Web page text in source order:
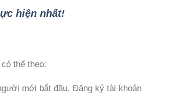
hiện nhất!
thể theo:
mới bắt đầu. Đăng ký tài khoản